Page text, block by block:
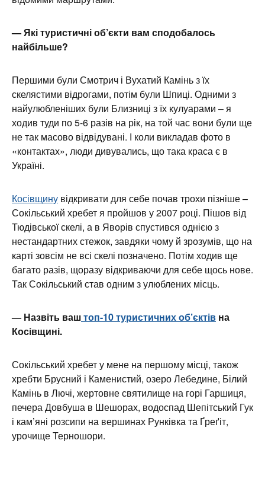
— Які туристичні об’єкти вам сподобалось
найбільше?
Першими були Смотрич і Вухатий Камінь з їх
скелястими відрогами, потім були Шпиці. Одними з
найулюбленіших були Близниці з їх кулуарами – я
ходив туди по 5-6 разів на рік, на той час вони були ще
не так масово відвідувані. І коли викладав фото в
«контактах», люди дивувались, що така краса є в
Україні.
Косівщину відкривати для себе почав трохи пізніше –
Сокільський хребет я пройшов у 2007 році. Пішов від
Тюдівської скелі, а в Яворів спустився однією з
нестандартних стежок, завдяки чому й зрозумів, що на
карті зовсім не всі скелі позначено. Потім ходив ще
багато разів, щоразу відкриваючи для себе щось нове.
Так Сокільський став одним з улюблених місць.
— Назвіть ваштоп-10 туристичних об’єктів на
Косівщині.
Сокільський хребет у мене на першому місці, також
хребти Брусний і Каменистий, озеро Лебедине, Білий
Камінь в Лючі, жертовне святилище на горі Гаршиця,
печера Довбуша в Шешорах, водоспад Шепітський Гук
і кам’яні розсипи на вершинах Рунківка та Ґреґіт,
урочище Терношори.